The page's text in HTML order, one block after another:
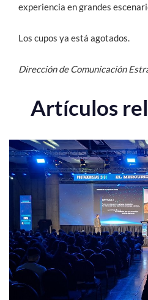
experiencia en grandes
Los cupos ya está agotados.
Dirección de Comunicación
Artículos